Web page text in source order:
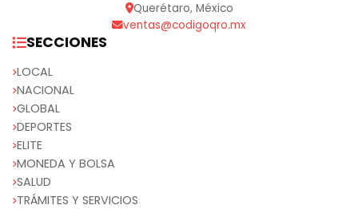
Querétaro, México
ventas@codigoqro.mx
SECCIONES
LOCAL
NACIONAL
GLOBAL
DEPORTES
ELITE
MONEDA Y BOLSA
SALUD
TRÁMITES Y SERVICIOS